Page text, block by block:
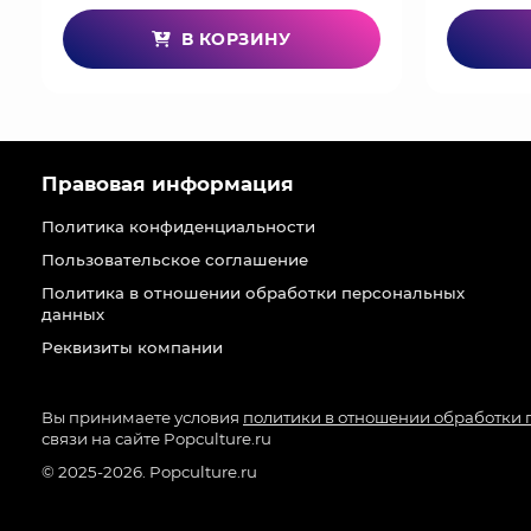
В КОРЗИНУ
Правовая информация
Политика конфиденциальности
Пользовательское соглашение
Политика в отношении обработки персональных
данных
Реквизиты компании
Вы принимаете условия политики в отношении
связи на сайте Popculture.ru
© 2025-2026. Popculture.ru